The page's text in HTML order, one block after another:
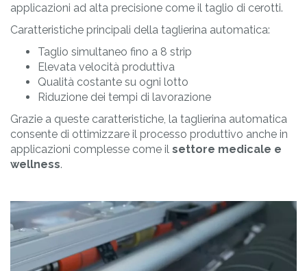
applicazioni ad alta precisione come il taglio di cerotti.
Caratteristiche principali della taglierina automatica:
Taglio simultaneo fino a 8 strip
Elevata velocità produttiva
Qualità costante su ogni lotto
Riduzione dei tempi di lavorazione
Grazie a queste caratteristiche, la taglierina automatica
consente di ottimizzare il processo produttivo anche in
applicazioni complesse come il settore medicale e
wellness.